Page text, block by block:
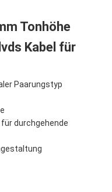
Tonhöhe
Kabel für
Paarungstyp
durchgehende